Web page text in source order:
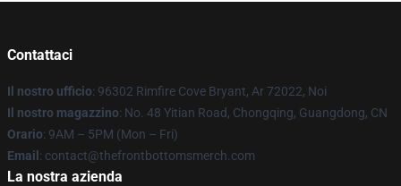
Contattaci
Il nostro ufficio: 96302 Rimfire Cove Bryant, Ar 72022, Noi
Il nostro magazzino: No. 48 Yitian Road, Chongqing, Guangdong, CN
Orario: 9AM – 5PM (Mon – Fri)
Email : contact@thefrontbottomsmerch.com
La nostra azienda